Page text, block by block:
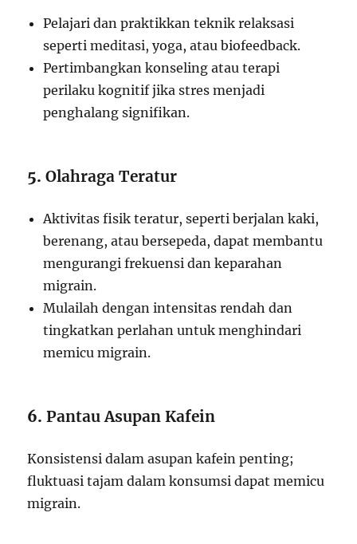
Pelajari dan praktikkan teknik relaksasi
seperti meditasi, yoga, atau biofeedback.
Pertimbangkan konseling atau terapi
perilaku kognitif jika stres menjadi
penghalang signifikan.
5.Olahraga Teratur
Aktivitas fisik teratur, seperti berjalan kaki,
berenang, atau bersepeda, dapat membantu
mengurangi frekuensi dan keparahan
migrain.
Mulailah dengan intensitas rendah dan
tingkatkan perlahan untuk menghindari
memicu migrain.
6.Pantau Asupan Kafein
Konsistensi dalam asupan kafein penting;
fluktuasi tajam dalam konsumsi dapat memicu
migrain.